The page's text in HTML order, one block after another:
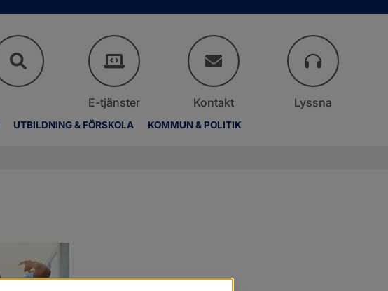
UTBILDNING & FÖRSKOLA KOMMUN & POLITIK
E-tjänster Kontakt Lyssna